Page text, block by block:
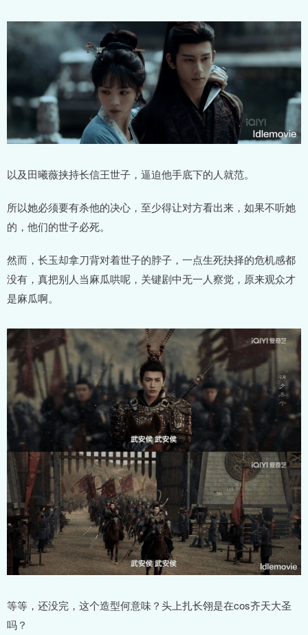
以及田曦薇挟持长信王世子，逼迫他手底下的人就范。
所以她必须要有杀他的决心，至少得让对方看出来，如果不听她
的，他们的世子必死。
然而，长玉却拿刀背对着世子的脖子，一点生死抉择的危机感都
没有，真把别人当麻瓜哄呢，关键剧中无一人察觉，原来观众才
是麻瓜啊。
等等，还没完，这个造型何意味？头上扎长翎是在cos齐天大圣
吗？